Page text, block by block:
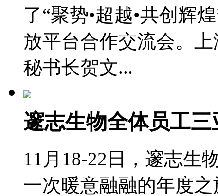
了“聚势•超越•共创辉
放平台合作交流会。
秘书长贺文...
邃志生物全体员工三
11月18-22日，邃志生
一次暖意融融的年度之